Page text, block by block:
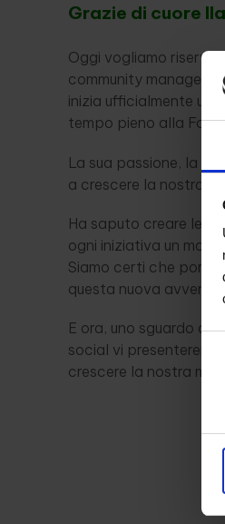
Grazie di cuore
Oggi vogliamo
community manager
inizia ufficialmente un
tempo pieno alla
La sua passione, la
a crescere la nostra
Ha saputo creare
ogni iniziativa un
Siamo certi che
questa nuova
E ora, uno sguardo al
social vi
crescere la nostra